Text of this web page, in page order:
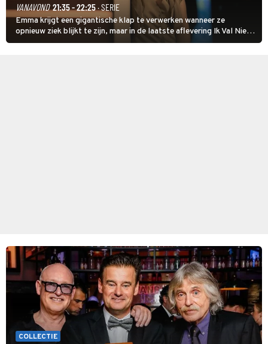
VANAVOND 21:35 - 22:25· SERIE
Emma krijgt een gigantische klap te verwerken wanneer ze
opnieuw ziek blijkt te zijn, maar in de laatste aflevering Ik Val Niet,
Ik Dans laat ze zien dat ze niet van plan is op te geven, zelfs als ze
COLLECTIE